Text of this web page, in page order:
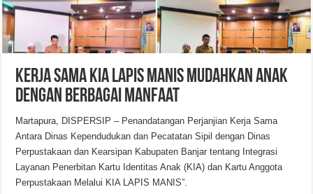
Kerja Sama KIA LAPIS MANIS Mudahkan Anak
Dengan Berbagai Manfaat
Martapura, DISPERSIP – Penandatangan Perjanjian Kerja Sama
Antara Dinas Kependudukan dan Pecatatan Sipil dengan Dinas
Perpustakaan dan Kearsipan Kabupaten Banjar tentang Integrasi
Layanan Penerbitan Kartu Identitas Anak (KIA) dan Kartu Anggota
Perpustakaan Melalui KIA LAPIS MANIS”.